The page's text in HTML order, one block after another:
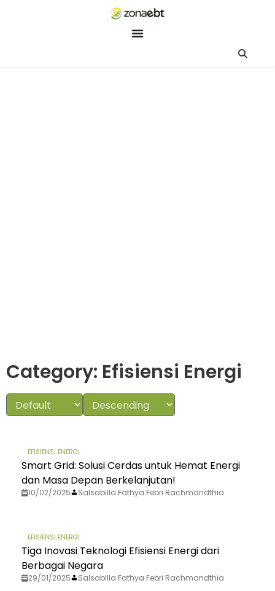
Category: Efisiensi Energi
EFISIENSI ENERGI
Smart Grid: Solusi Cerdas untuk Hemat Energi
dan Masa Depan Berkelanjutan!
10/02/2025 Salsabilla Fathya Febri Rachmandthia
EFISIENSI ENERGI
Tiga Inovasi Teknologi Efisiensi Energi dari
Berbagai Negara
29/01/2025 Salsabilla Fathya Febri Rachmandthia